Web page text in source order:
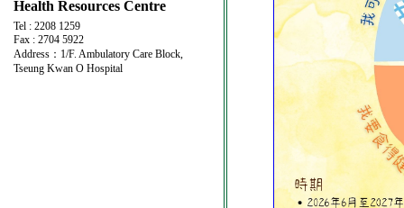
Health Resources Centre
Tel : 2208 1259
Fax : 2704 5922
Address：1/F. Ambulatory Care Block,
Tseung Kwan O Hospital